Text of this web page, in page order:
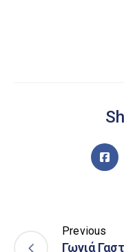
Previous
Γωνιά